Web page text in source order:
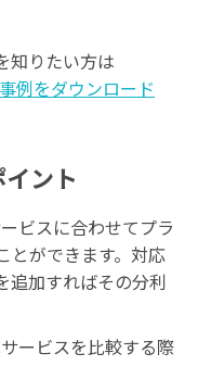
知りたい方は
例をダウンロード
ント
ビスに合わせてプラ
とができます。対応
追加すればその分利
ービスを比較する際